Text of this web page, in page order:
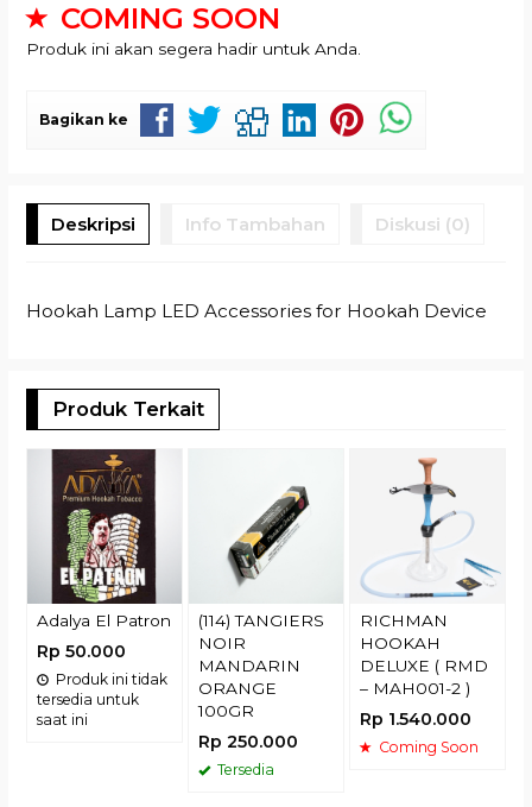
COMING SOON
Produk ini akan segera hadir untuk Anda.
Bagikan ke
Deskripsi Info Tambahan Diskusi (0)
Hookah Lamp LED Accessories for Hookah Device
Produk Terkait
Adalya El Patron
Rp 50.000
Produk ini tidak
tersedia untuk
saat ini
(114) TANGIERS
NOIR
MANDARIN
ORANGE
100GR
Rp 250.000
Tersedia
RICHMAN
HOOKAH
DELUXE ( RMD
– MAH001-2 )
Rp 1.540.000
Coming Soon